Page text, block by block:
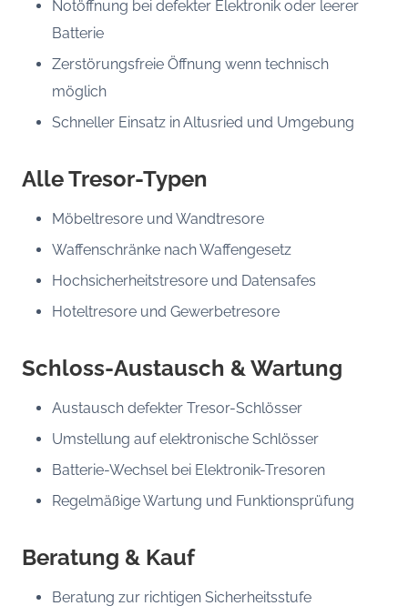
Notöffnung bei defekter Elektronik oder leerer
Batterie
Zerstörungsfreie Öffnung wenn technisch
möglich
Schneller Einsatz in Altusried und Umgebung
Alle Tresor-Typen
Möbeltresore und Wandtresore
Waffenschränke nach Waffengesetz
Hochsicherheitstresore und Datensafes
Hoteltresore und Gewerbetresore
Schloss-Austausch & Wartung
Austausch defekter Tresor-Schlösser
Umstellung auf elektronische Schlösser
Batterie-Wechsel bei Elektronik-Tresoren
Regelmäßige Wartung und Funktionsprüfung
Beratung & Kauf
Beratung zur richtigen Sicherheitsstufe